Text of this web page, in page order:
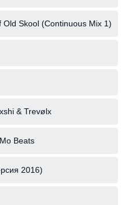
Skool (Continuous Mix 1)
& Trevølx
Beats
2016)